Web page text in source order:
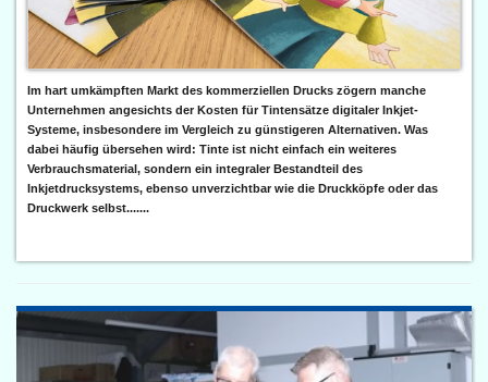
Im hart umkämpften Markt des kommerziellen Drucks zögern manche
Unternehmen angesichts der Kosten für Tintensätze digitaler Inkjet-
Systeme, insbesondere im Vergleich zu günstigeren Alternativen. Was
dabei häufig übersehen wird: Tinte ist nicht einfach ein weiteres
Verbrauchsmaterial, sondern ein integraler Bestandteil des
Inkjetdrucksystems, ebenso unverzichtbar wie die Druckköpfe oder das
Druckwerk selbst.......